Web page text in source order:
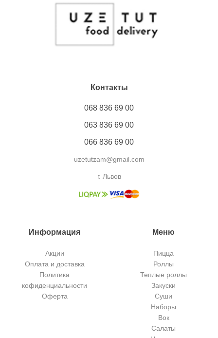
Контакты
068 836 69 00
063 836 69 00
066 836 69 00
uzetutzam@gmail.com
г. Львов
Информация
Акции
Оплата и доставка
Политика
кофиденциальности
Оферта
Меню
Пицца
Роллы
Теплые роллы
Закуски
Суши
Наборы
Вок
Салаты